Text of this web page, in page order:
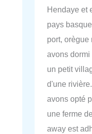
Hendaye et
pays
port, orègue
avons
un petit
d'une
avons opté
une ferme
away est